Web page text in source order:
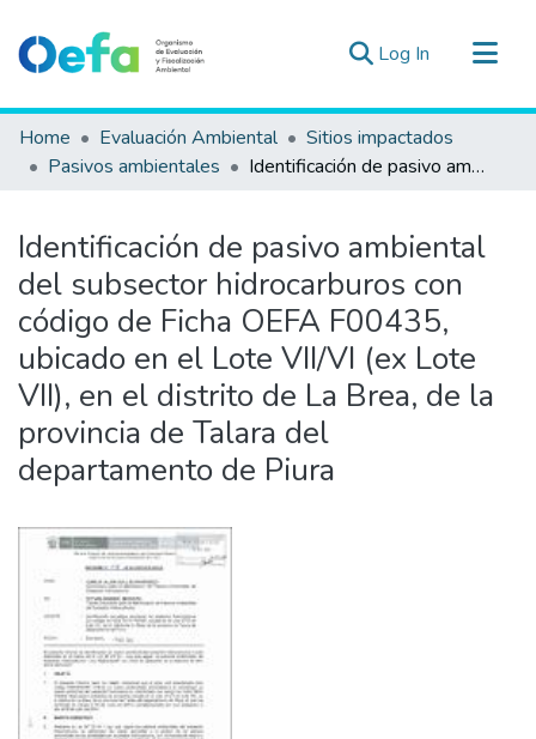
Log In (current)
Communities & Collections
All of DSpace
Estad. Externas
Guias ▾
Home Evaluación Ambiental
Sitios impactados
Pasivos ambientales
Identificación de pasivo ambiental del subsector hidrocarburos con código de Ficha OEFA F00435, ubicado en el Lote VII/VI (ex Lote VII), en el distrito de La Brea, de la provincia de Talara del departamento de Piura
Identificación de pasivo ambiental
del subsector hidrocarburos con
código de Ficha OEFA F00435,
ubicado en el Lote VII/VI (ex Lote
VII), en el distrito de La Brea, de la
provincia de Talara del
departamento de Piura